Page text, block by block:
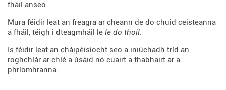
fháil anseo.
Mura féidir leat an freagra ar cheann de do chuid ceisteanna
a fháil, téigh i dteagmháil le le do thoil.
Is féidir leat an cháipéisíocht seo a iniúchadh tríd an
roghchlár ar chlé a úsáid nó cuairt a thabhairt ar a
phríomhranna: